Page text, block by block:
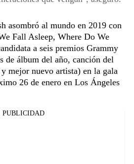
asombró al mundo en 2019 con
Fall Asleep, Where Do We
a seis premios Grammy
de álbum del año, canción del
mejor nuevo artista) en la gala
26 de enero en Los Ángeles
PUBLICIDAD